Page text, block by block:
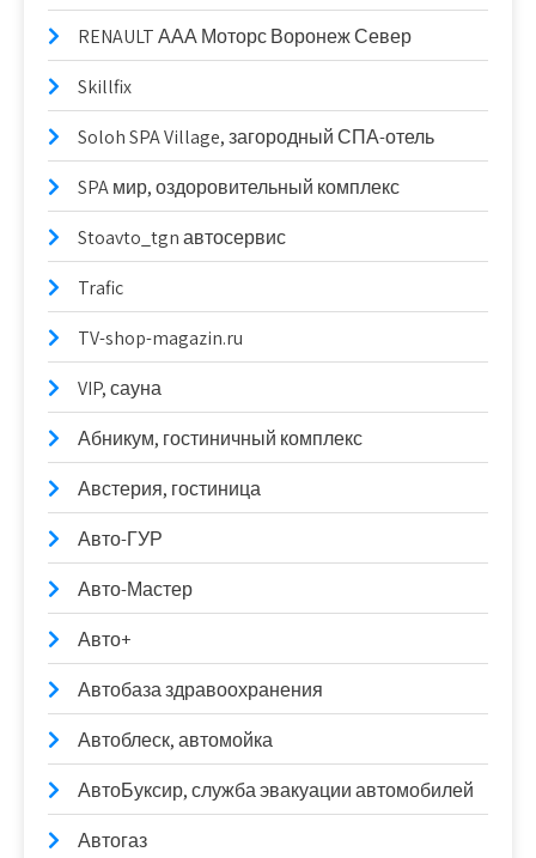
RENAULT ААА Моторс Воронеж Север
Skillfix
Soloh SPA Village, загородный СПА-отель
SPA мир, оздоровительный комплекс
Stoavto_tgn автосервис
Trafic
TV-shop-magazin.ru
VIP, сауна
Абникум, гостиничный комплекс
Австерия, гостиница
Авто-ГУР
Авто-Мастер
Авто+
Автобаза здравоохранения
Автоблеск, автомойка
АвтоБуксир, служба эвакуации автомобилей
Автогаз